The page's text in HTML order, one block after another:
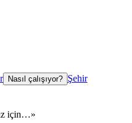
için…»
Nasıl çalışıyor? Şehir